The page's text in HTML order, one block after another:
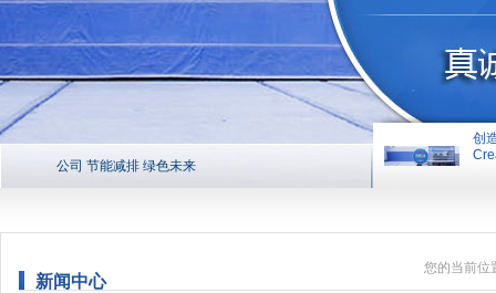
公司 节能减排 绿色未来 创造平台
创
新闻中心
您的当前位